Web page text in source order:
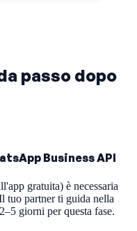
passo dopo
Business API
gratuita) è necessaria
tuo partner ti guida nella
giorni per questa fase.